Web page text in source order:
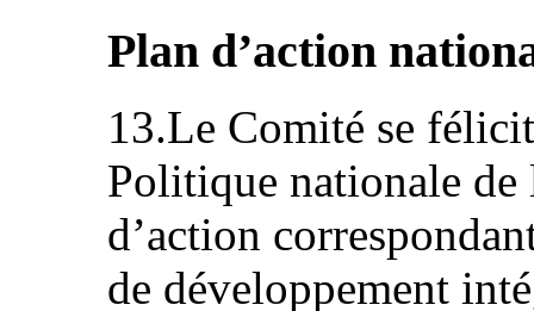
Plan d’action
13.Le Comité se
Politique nationale de
d’action
de développement